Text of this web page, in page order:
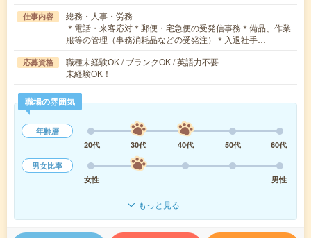
仕事内容
総務・人事・労務
＊電話・来客応対＊郵便・宅急便の受発信事務＊備品、作業
服等の管理（事務消耗品などの受発注）＊入退社手…
応募資格
職種未経験OK / ブランクOK / 英語力不要
未経験OK！
職場の雰囲気
年齢層
20代
30代 40代 50代
60代
男女比率
女性
男性
もっと見る